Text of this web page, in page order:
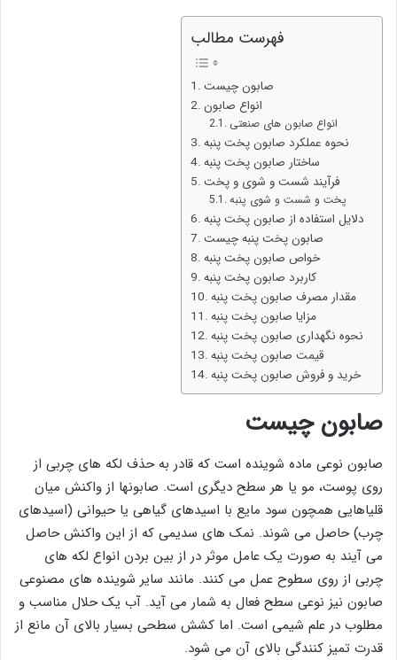
فهرست مطالب
صابون چیست
انواع صابون
انواع صابون های صنعتی
نحوه عملکرد صابون پخت پنبه
ساختار صابون پخت پنبه
فرآیند شست و شوی و پخت
پخت و شست و شوی پنبه
دلایل استفاده از صابون پخت پنبه
صابون پخت پنبه چیست
خواص صابون پخت پنبه
کاربرد صابون پخت پنبه
مقدار مصرف صابون پخت پنبه
مزایا صابون پخت پنبه
نحوه نگهداری صابون پخت پنبه
قیمت صابون پخت پنبه
خرید و فروش صابون پخت پنبه
صابون چیست
صابون نوعی ماده شوینده است که قادر به حذف لکه های چربی از
روی پوست، مو یا هر سطح دیگری است. صابونها از واکنش میان
قلیاهایی همچون سود مایع با اسیدهای گیاهی یا حیوانی (اسیدهای
چرب) حاصل می شوند. نمک های سدیمی که از این واکنش حاصل
می آیند به صورت یک عامل موثر در از بین بردن انواع لکه های
چربی از روی سطوح عمل می کنند. مانند سایر شوینده های مصنوعی
صابون نیز نوعی سطح فعال به شمار می آید. آب یک حلال مناسب و
مطلوب در علم شیمی است. اما کشش سطحی بسیار بالای آن مانع از
قدرت تمیز کنندگی بالای آن می شود.